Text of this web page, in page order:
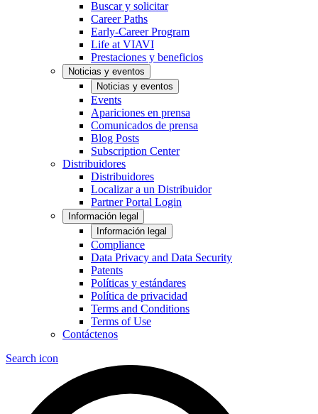
Buscar y solicitar
Career Paths
Early-Career Program
Life at VIAVI
Prestaciones y beneficios
Noticias y eventos
Noticias y eventos
Events
Apariciones en prensa
Comunicados de prensa
Blog Posts
Subscription Center
Distribuidores
Distribuidores
Localizar a un Distribuidor
Partner Portal Login
Información legal
Información legal
Compliance
Data Privacy and Data Security
Patents
Políticas y estándares
Política de privacidad
Terms and Conditions
Terms of Use
Contáctenos
Search icon